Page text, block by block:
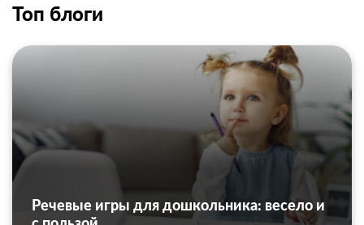
Топ блоги
Речевые игры для дошкольника: весело и